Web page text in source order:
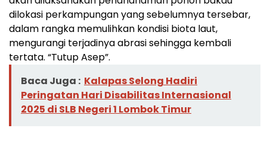
dilokasi perkampungan yang sebelumnya tersebar,
dalam rangka memulihkan kondisi biota laut,
mengurangi terjadinya abrasi sehingga kembali
tertata. “Tutup Asep”.
Baca Juga : Kalapas Selong Hadiri
Peringatan Hari Disabilitas Internasional
2025 di SLB Negeri 1 Lombok Timur